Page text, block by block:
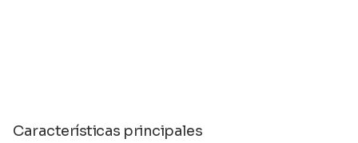
Características principales